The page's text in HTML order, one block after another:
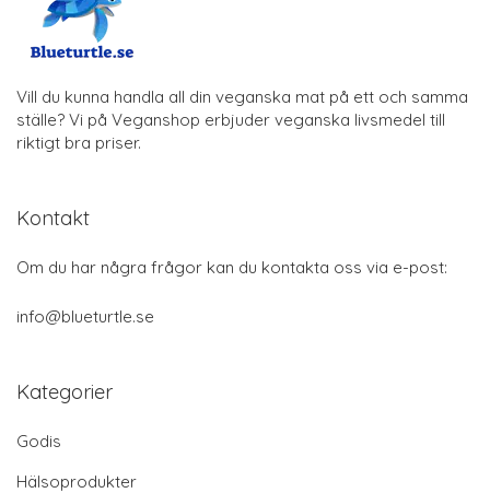
Vill du kunna handla all din veganska mat på ett och samma
ställe? Vi på Veganshop erbjuder veganska livsmedel till
riktigt bra priser.
Kontakt
Om du har några frågor kan du kontakta oss via e-post:
info@blueturtle.se
Kategorier
Godis
Hälsoprodukter